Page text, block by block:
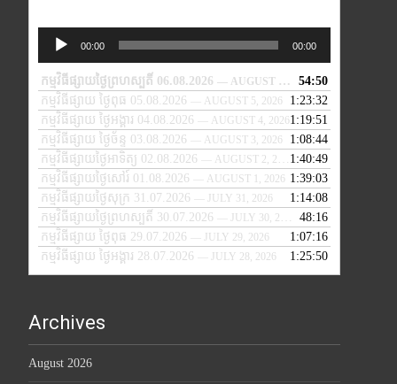
Audio
Player
00:00 00:00
កម្មវិធីផ្សាយថ្ងៃព្រហស្បតិ៍ 06.08.2026 — AUGUST 6, 2026
54:50
កម្មវិធីផ្សាយ ថ្ងៃពុធ 05.08.2026
— AUGUST 5, 2026
1:23:32
កម្មវិធីផ្សាយ ថ្ងៃអង្គារ 04.08.2026
— AUGUST 4, 20261:19:51
កម្មវិធីផ្សាយ ថ្ងៃច័ន្ទ 03.08.2026
— AUGUST 3, 2026
1:08:44
កម្មវិធីផ្សាយថ្ងៃអាទិត្យ 02.08.2026
— AUGUST 2, 2026
1:40:49
កម្មវិធីផ្សាយថ្ងៃសៅរ៍ 01.08.2026
— AUGUST 1, 2026 1:39:03
កម្មវិធីផ្សាយថ្ងៃសុក្រ 31.07.2026
— JULY 31, 2026
1:14:08
កម្មវិធីផ្សាយថ្ងៃព្រហស្បតិ៍ 30.07.2026
— JULY 30, 2026
48:16
កម្មវិធីផ្សាយ ថ្ងៃពុធ 29.07.2026
— JULY 29, 2026
1:07:16
កម្មវិធីផ្សាយ ថ្ងៃអង្គារ 28.07.2026
— JULY 28, 2026 1:25:50
Archives
August 2026